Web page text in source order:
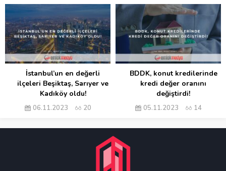
İstanbul’un en değerli
ilçeleri Beşiktaş, Sarıyer ve
Kadıköy oldu!
06.11.2023 20
BDDK, konut kredilerinde
kredi değer oranını
değiştirdi!
05.11.2023 14